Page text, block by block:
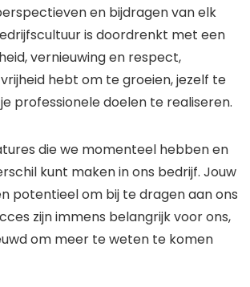
en bijdragen van elk
is doordrenkt met een
vernieuwing en respect,
hebt om te groeien, jezelf te
professionele doelen te realiseren.
die we momenteel hebben en
kunt maken in ons bedrijf. Jouw
potentieel om bij te dragen aan ons
zijn immens belangrijk voor ons,
om meer te weten te komen